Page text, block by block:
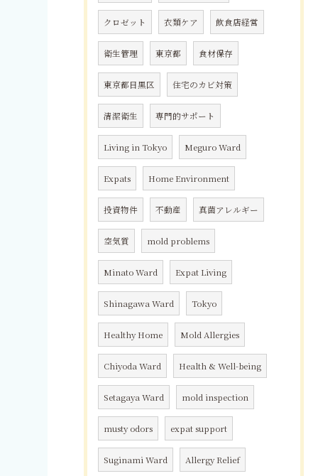
クロゼット 衣類ケア 飲食店経営
衛生管理 東京都 食材保存
東京都目黒区 住宅のカビ対策
清潔衛生 専門的サポート
Living in Tokyo Meguro Ward
Expats Home Environment
投資物件 不動産 真菌アレルギー
空気質 mold problems
Minato Ward Expat Living
Shinagawa Ward Tokyo
Healthy Home Mold Allergies
Chiyoda Ward Health & Well-being
Setagaya Ward mold inspection
musty odors expat support
Suginami Ward Allergy Relief